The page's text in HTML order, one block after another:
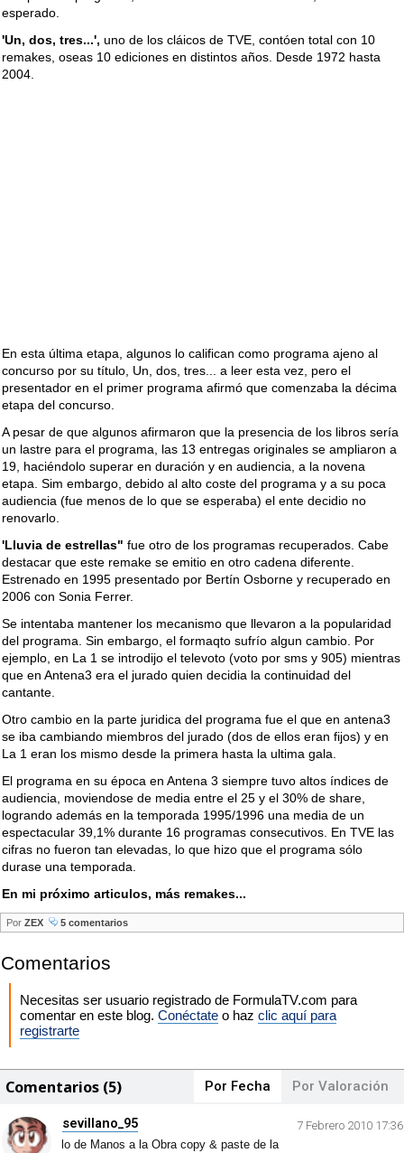
esperado.
'Un, dos, tres...', uno de los cláicos de TVE, contóen total con 10
remakes, oseas 10 ediciones en distintos años. Desde 1972 hasta
2004.
En esta última etapa, algunos lo califican como programa ajeno al
concurso por su título, Un, dos, tres... a leer esta vez, pero el
presentador en el primer programa afirmó que comenzaba la décima
etapa del concurso.
A pesar de que algunos afirmaron que la presencia de los libros sería
un lastre para el programa, las 13 entregas originales se ampliaron a
19, haciéndolo superar en duración y en audiencia, a la novena
etapa. Sim embargo, debido al alto coste del programa y a su poca
audiencia (fue menos de lo que se esperaba) el ente decidio no
renovarlo.
'Lluvia de estrellas" fue otro de los programas recuperados. Cabe
destacar que este remake se emitio en otro cadena diferente.
Estrenado en 1995 presentado por Bertín Osborne y recuperado en
2006 con Sonia Ferrer.
Se intentaba mantener los mecanismo que llevaron a la popularidad
del programa. Sin embargo, el formaqto sufrío algun cambio. Por
ejemplo, en La 1 se introdijo el televoto (voto por sms y 905) mientras
que en Antena3 era el jurado quien decidia la continuidad del
cantante.
Otro cambio en la parte juridica del programa fue el que en antena3
se iba cambiando miembros del jurado (dos de ellos eran fijos) y en
La 1 eran los mismo desde la primera hasta la ultima gala.
El programa en su época en Antena 3 siempre tuvo altos índices de
audiencia, moviendose de media entre el 25 y el 30% de share,
logrando además en la temporada 1995/1996 una media de un
espectacular 39,1% durante 16 programas consecutivos. En TVE las
cifras no fueron tan elevadas, lo que hizo que el programa sólo
durase una temporada.
En mi próximo articulos, más remakes...
Por ZEX 5 comentarios
Comentarios
Necesitas ser usuario registrado de FormulaTV.com para
comentar en este blog. Conéctate o haz clic aquí para
registrarte
Comentarios (5) Por Fecha Por Valoración
sevillano_95
7 Febrero 2010 17:36
lo de Manos a la Obra copy & paste de la